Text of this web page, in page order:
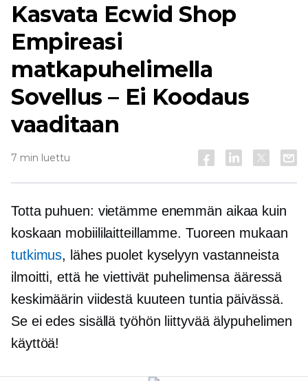
Kasvata Ecwid Shop
Empireasi
matkapuhelimella
Sovellus – Ei Koodaus
vaaditaan
7 min luettu
Totta puhuen: vietämme enemmän aikaa kuin
koskaan mobiililaitteillamme. Tuoreen mukaan
tutkimus, lähes puolet kyselyyn vastanneista
ilmoitti, että he viettivät puhelimensa ääressä
keskimäärin viidestä kuuteen tuntia päivässä.
Se ei edes sisällätyöhön liittyvääälypuhelimen
käyttöä!